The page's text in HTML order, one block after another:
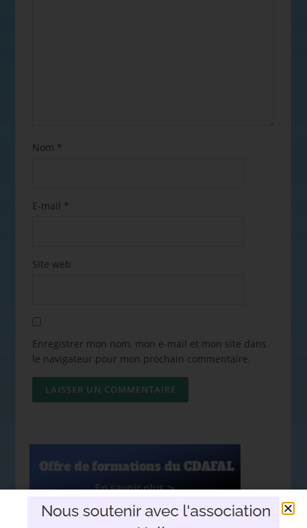
Nom *
E-mail *
Site web
Enregistrer mon nom, mon e-mail et mon site dans
le navigateur pour mon prochain commentaire.